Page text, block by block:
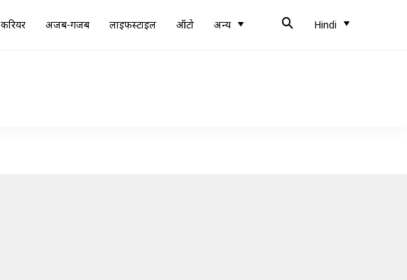
करियर अजब-गजब लाइफस्टाइल ऑटो अन्य Hindi